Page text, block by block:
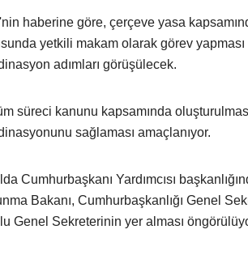
haberine göre, çerçeve yasa
yetkili makam olarak görev
adımları görüşülecek.
süreci kanunu kapsamında
sağlaması amaçlanıyor.
Cumhurbaşkanı Yardımcısı
Bakanı, Cumhurbaşkanlığı Genel
Genel Sekreterinin yer alması